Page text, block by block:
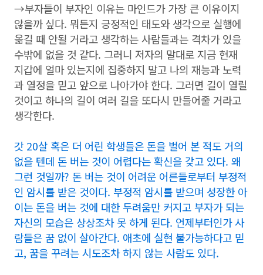
→부자들이 부자인 이유는 마인드가 가장 큰 이유이지
않을까 싶다. 뭐든지 긍정적인 태도와 생각으로 실행에
옮길 때 안될 거라고 생각하는 사람들과는 격차가 있을
수밖에 없을 것 같다. 그러니 저자의 말대로 지금 현재
지갑에 얼마 있는지에 집중하지 말고 나의 재능과 노력
과 열정을 믿고 앞으로 나아가야 한다. 그러면 길이 열릴
것이고 하나의 길이 여러 길을 또다시 만들어줄 거라고
생각한다.
갓 20살 혹은 더 어린 학생들은 돈을 벌어 본 적도 거의
없을 텐데 돈 버는 것이 어렵다는 확신을 갖고 있다. 왜
그런 것일까? 돈 버는 것이 어려운 어른들로부터 부정적
인 암시를 받은 것이다. 부정적 암시를 받으며 성장한 아
이는 돈을 버는 것에 대한 두려움만 커지고 부자가 되는
자신의 모습은 상상조차 못 하게 된다. 언제부터인가 사
람들은 꿈 없이 살아간다. 애초에 실현 불가능하다고 믿
고, 꿈을 꾸려는 시도조차 하지 않는 사람도 있다.